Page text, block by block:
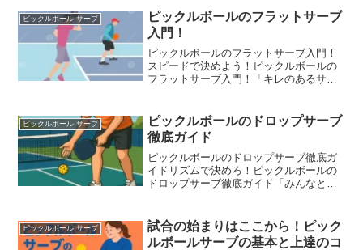
ピックルボール サーブ
ピックルボールのフラットサーブ
入門！
ピックルボールのフラットサーブ入門！
スピードで決めよう！ピックルボールの
フラットサーブ入門！「キレのあるサー
す。スピードを重視したこのサーブは、
相手の反応を遅らせる効果...
ピックルボール サーブ
ピックルボールのドロップサーブ
徹底ガイド
ピックルボールのドロップサーブ徹底ガ
イドリズムで決めろ！ピックルボールの
ドロップサーブ徹底ガイド「みんなと違
ーブです。力まかせじゃなく、リズムと
正確さで相手を揺さぶる、...
ピックルボール サーブ
試合の始まりはここから！ピック
ルボールサーブの基本と上達のコ